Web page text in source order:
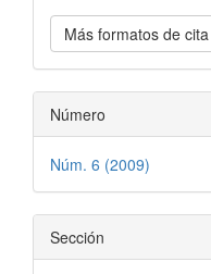
Más formatos de cita
Número
Núm. 6 (2009)
Sección